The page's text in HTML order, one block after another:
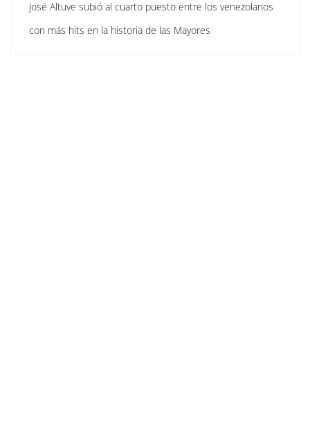
José Altuve subió al cuarto puesto entre los venezolanos
con más hits en la historia de las Mayores